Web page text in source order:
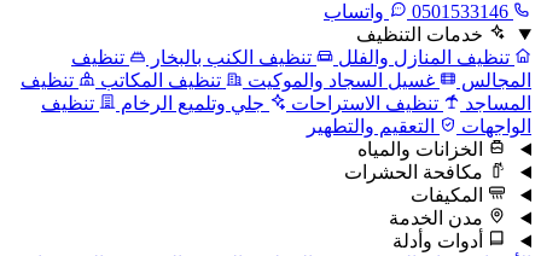
0501533146
واتساب
خدمات التنظيف
تنظيف المنازل والفلل
تنظيف الكنب بالبخار
تنظيف
المجالس
غسيل السجاد والموكيت تنظيف المكاتب
تنظيف
المساجد
تنظيف الاستراحات جلي وتلميع الرخام
تنظيف
الواجهات
التعقيم والتطهير
الخزانات والمياه
مكافحة الحشرات
المكيفات
مدن الخدمة
أدوات وأدلة